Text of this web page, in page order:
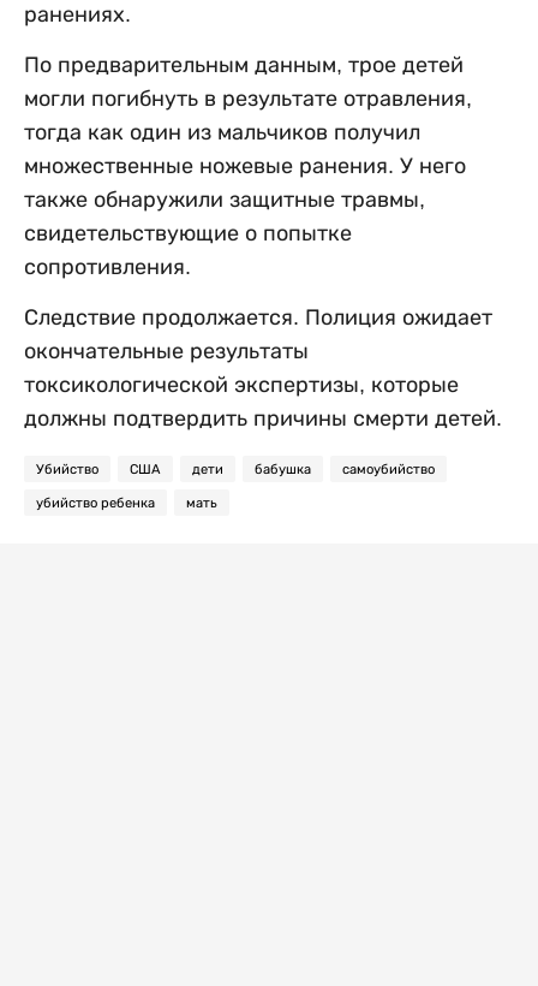
ранениях.
По предварительным данным, трое детей
могли погибнуть в результате отравления,
тогда как один из мальчиков получил
множественные ножевые ранения. У него
также обнаружили защитные травмы,
свидетельствующие о попытке
сопротивления.
Следствие продолжается. Полиция ожидает
окончательные результаты
токсикологической экспертизы, которые
должны подтвердить причины смерти детей.
Убийство США дети бабушка самоубийство
убийство ребенка мать